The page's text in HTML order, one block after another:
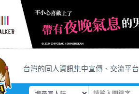
台灣的同人資訊集中宣傳、交流平台